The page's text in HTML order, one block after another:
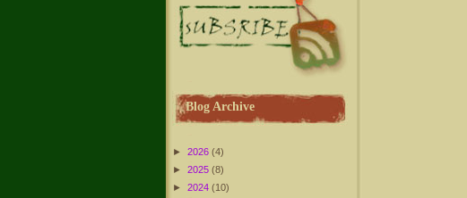
Blog Archive
► 2026 (4)
► 2025 (8)
► 2024 (10)